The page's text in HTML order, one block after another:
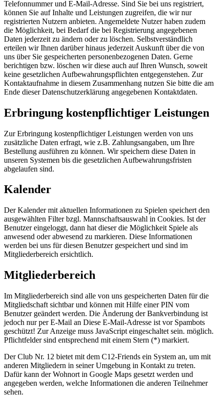
Telefonnummer und E-Mail-Adresse. Sind Sie bei uns registriert,
können Sie auf Inhalte und Leistungen zugreifen, die wir nur
registrierten Nutzern anbieten. Angemeldete Nutzer haben zudem
die Möglichkeit, bei Bedarf die bei Registrierung angegebenen
Daten jederzeit zu ändern oder zu löschen. Selbstverständlich
erteilen wir Ihnen darüber hinaus jederzeit Auskunft über die von
uns über Sie gespeicherten personenbezogenen Daten. Gerne
berichtigen bzw. löschen wir diese auch auf Ihren Wunsch, soweit
keine gesetzlichen Aufbewahrungspflichten entgegenstehen. Zur
Kontaktaufnahme in diesem Zusammenhang nutzen Sie bitte die am
Ende dieser Datenschutzerklärung angegebenen Kontaktdaten.
Erbringung kostenpflichtiger Leistungen
Zur Erbringung kostenpflichtiger Leistungen werden von uns
zusätzliche Daten erfragt, wie z.B. Zahlungsangaben, um Ihre
Bestellung ausführen zu können. Wir speichern diese Daten in
unseren Systemen bis die gesetzlichen Aufbewahrungsfristen
abgelaufen sind.
Kalender
Der Kalender mit aktuellen Informationen zu Spielen speichert den
ausgewählten Filter bzgl. Mannschaftsauswahl in Cookies. Ist der
Benutzer eingeloggt, dann hat dieser die Möglichkeit Spiele als
anwesend oder abwesend zu markieren. Diese Informationen
werden bei uns für diesen Benutzer gespeichert und sind im
Mitgliederbereich ersichtlich.
Mitgliederbereich
Im Mitgliederbereich sind alle von uns gespeicherten Daten für die
Mitgliedschaft sichtbar und können mit Hilfe einer PIN vom
Benutzer geändert werden. Die Änderung der Bankverbindung ist
jedoch nur per E-Mail an Diese E-Mail-Adresse ist vor Spambots
geschützt! Zur Anzeige muss JavaScript eingeschaltet sein. möglich.
Pflichtfelder sind entsprechend mit einem Stern (*) markiert.
Der Club Nr. 12 bietet mit dem C12-Friends ein System an, um mit
anderen Mitgliedern in seiner Umgebung in Kontakt zu treten.
Dafür kann der Wohnort in Google Maps gesetzt werden und
angegeben werden, welche Informationen die anderen Teilnehmer
sehen.